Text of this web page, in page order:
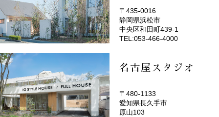
(EMOTOP浜松)
〒435-0016
静岡県浜松市
中央区和田町439-1
TEL:053-466-4000
名古屋スタジオ
(EMOTOP名古屋)
〒480-1133
愛知県長久手市
原山103